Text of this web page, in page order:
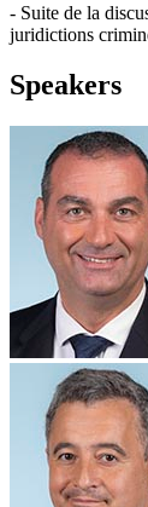
- Suite de la
juridictions
Speakers